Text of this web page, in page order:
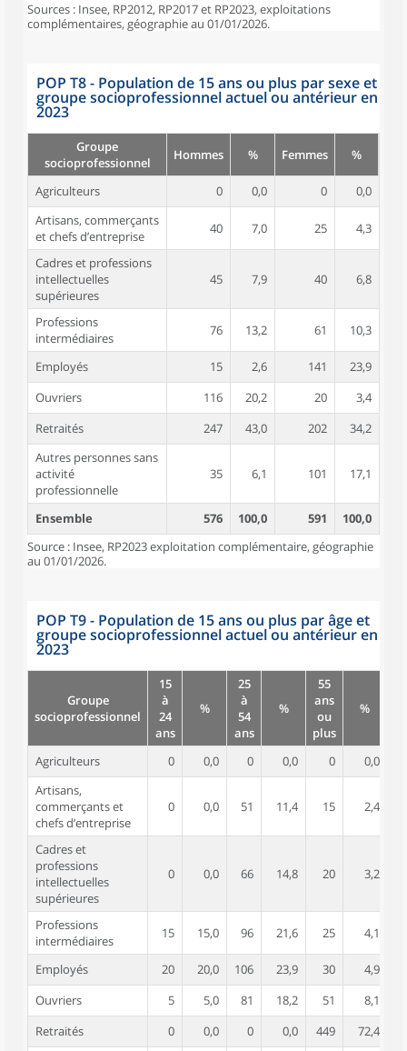
Sources : Insee, RP2012, RP2017 et RP2023, exploitations
complémentaires, géographie au 01/01/2026.
POP T8 - Population de 15 ans ou plus par sexe et
groupe socioprofessionnel actuel ou antérieur en
2023
Groupe
socioprofessionnel
Hommes % Femmes %
Agriculteurs 0 0,0 0
0,0
Artisans, commerçants
et chefs d’entreprise
40 7,0 25 4,3
Cadres et professions
intellectuelles
supérieures
45 7,9 40 6,8
Professions
intermédiaires
76 13,2 61 10,3
Employés 15 2,6 141
23,9
Ouvriers
116 20,2 20
3,4
Retraités
247 43,0 202
34,2
Autres personnes sans
activité
professionnelle
35 6,1 101 17,1
Ensemble 576 100,0 591
100,0
Source : Insee, RP2023 exploitation complémentaire, géographie
au 01/01/2026.
POP T9 - Population de 15 ans ou plus par âge et
groupe socioprofessionnel actuel ou antérieur en
2023
Groupe
socioprofessionnel
15
à
24
ans
%
25
à
54
ans
%
55
ans
ou
plus
%
Agriculteurs 0 0,0 0 0,0 0
0,0
Artisans,
commerçants et
chefs d’entreprise
0 0,0 51 11,4 15 2,4
Cadres et
professions
intellectuelles
supérieures
0 0,0 66 14,8 20 3,2
Professions
intermédiaires
15 15,0 96 21,6 25 4,1
Employés 20 20,0 106 23,9 30
4,9
Ouvriers
5 5,0 81 18,2 51
8,1
Retraités
0 0,0 0 0,0 449
72,4